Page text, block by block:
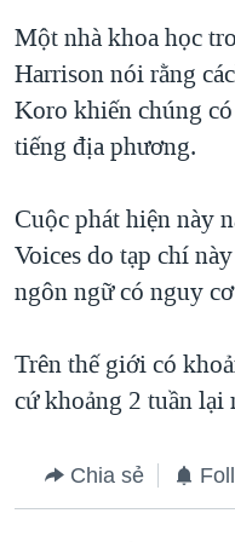
Một nhà khoa học
Harrison nói rằng
Koro khiến chúng
tiếng địa phương.
Cuộc phát hiện này
Voices do tạp chí
ngôn ngữ có nguy
Trên thế giới có
cứ khoảng 2 tuần lại
Chia sẻ